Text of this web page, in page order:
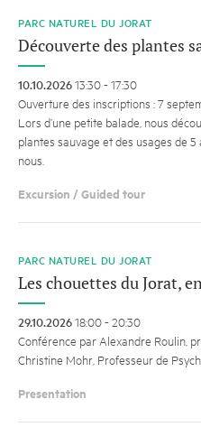
PARC NATUREL DU JORAT
Découverte des plantes
10.10.202613:30 - 17:30
Ouverture des inscriptions : 7
Lors d’une petite balade, nous
plantes sauvage et des usages de
nous.
Excursion / Guided tour
PARC NATUREL DU JORAT
Les chouettes du Jorat,
29.10.202618:00 - 20:30
Conférence par Alexandre Roulin,
Christine Mohr, Professeur de
Presentation